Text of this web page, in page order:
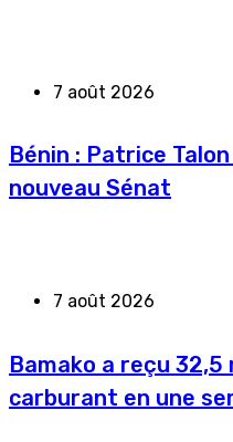
7 août 2026
Bénin : Patrice
nouveau Sénat
7 août 2026
Bamako a reçu
carburant en une